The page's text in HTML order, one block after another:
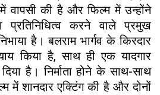
वापसी की है और फिल्म में उन्होंने
प्रतिनिधित्व करने वाले प्रमुख
है। बलराम भार्गव के किरदार
किया है, साथ ही एक यादगार
है। निर्माता होने के साथ-साथ
में शानदार एक्टिंग की है और दोनों